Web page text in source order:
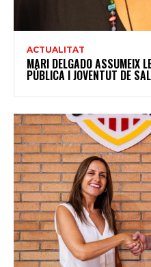
ACTUALITAT
MARI DELGADO ASSUMEIX
PÚBLICA I JOVENTUT DE